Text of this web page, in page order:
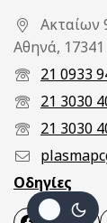
Ακταίων
Αθηνά, 17341
21 0933
21 3030
21 3030
Οδηγίες